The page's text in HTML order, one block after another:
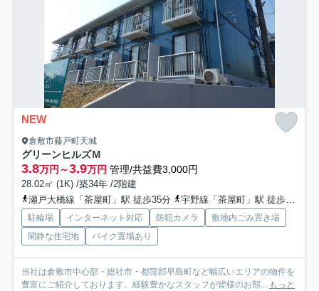
NEW
倉敷市藤戸町天城
グリーンヒルズＭ
3.8万円～3.9万円 管理/共益費3,000円
28.02㎡ (1K) /築34年 /2階建
瀬戸大橋線「茶屋町」駅 徒歩35分
宇野線「茶屋町」駅 徒歩35分
駐輪場 インターネット対応 防犯カメラ
敷地内ごみ置き場
閑静な住宅地
バイク置場あり
当社は倉敷市中心部・総社市・都窪郡早島町など幅広いエリアの物件を
豊富にご紹介しております。経験豊かなスタッフが皆様のお部... もっと